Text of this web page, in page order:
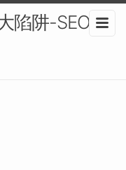
陷阱-SEO分